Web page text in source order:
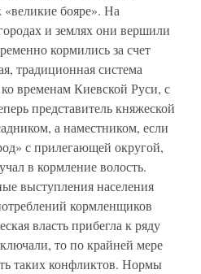
бояре». На
и землях они вершили
кормились за счет
традиционная система
временам Киевской Руси, с
представитель княжеской
а наместником, если
с прилегающей округой,
в кормление волость.
выступления населения
кормленщиков
власть прибегла к ряду
то по крайней мере
таких конфликтов. Нормы